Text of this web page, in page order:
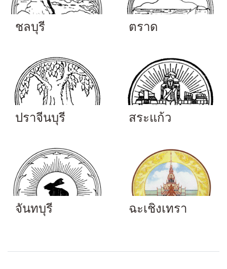
ชลบุรี ตราด
ปราจีนบุรี สระแก้ว
จันทบุรี ฉะเชิงเทรา